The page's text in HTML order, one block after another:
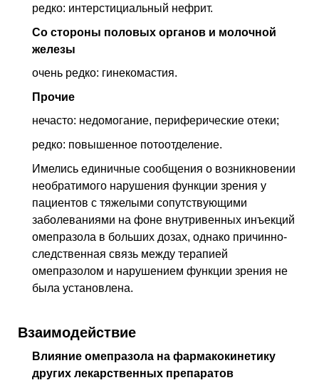
редко: интерстициальный нефрит.
Со стороны половых органов и молочной
железы
очень редко: гинекомастия.
Прочие
нечасто: недомогание, периферические отеки;
редко: повышенное потоотделение.
Имелись единичные сообщения о возникновении
необратимого нарушения функ­ции зрения у
пациентов с тяжелыми сопутствующими
заболеваниями на фоне внутривенных инъекций
омепразола в больших дозах, однако причинно-
следственная связь между терапией
омепразолом и нарушением функции зрения не
была установлена.
Взаимодействие
Влияние омепразола на фармакокинетику
других лекарственных препаратов